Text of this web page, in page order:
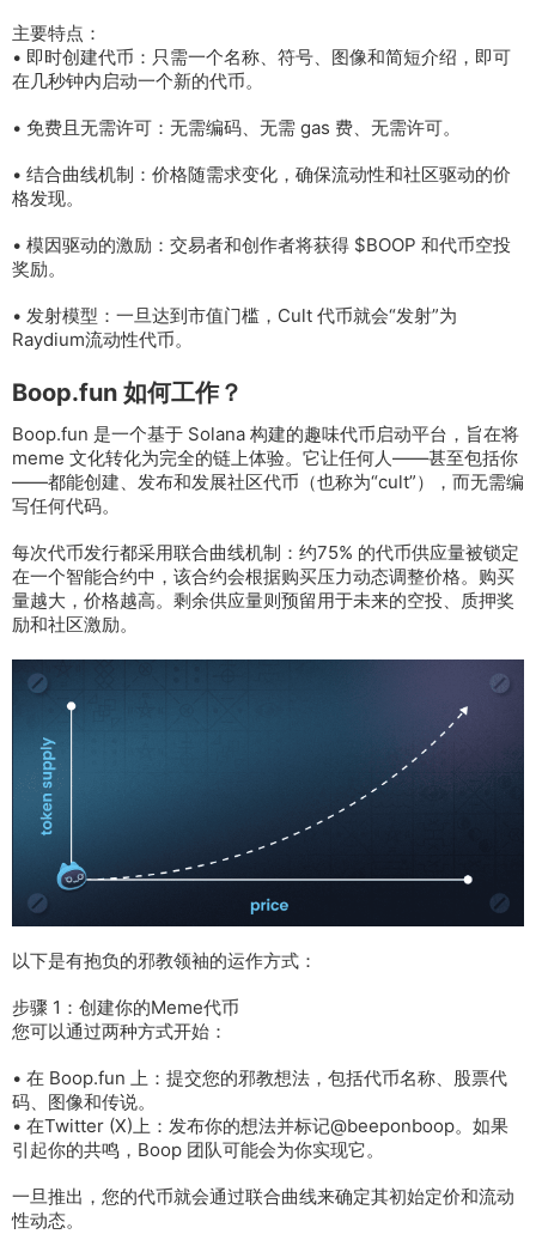
主要特点：
• 即时创建代币：只需一个名称、符号、图像和简短介绍，即可
在几秒钟内启动一个新的代币。
• 免费且无需许可：无需编码、无需 gas 费、无需许可。
• 结合曲线机制：价格随需求变化，确保流动性和社区驱动的价
格发现。
• 模因驱动的激励：交易者和创作者将获得 $BOOP 和代币空投
奖励。
• 发射模型：一旦达到市值门槛，Cult 代币就会“发射”为
Raydium流动性代币。
Boop.fun 如何工作？
Boop.fun 是一个基于 Solana 构建的趣味代币启动平台，旨在将
meme 文化转化为完全的链上体验。它让任何人——甚至包括你
——都能创建、发布和发展社区代币（也称为“cult”），而无需编
写任何代码。
每次代币发行都采用联合曲线机制：约75% 的代币供应量被锁定
在一个智能合约中，该合约会根据购买压力动态调整价格。购买
量越大，价格越高。剩余供应量则预留用于未来的空投、质押奖
励和社区激励。
以下是有抱负的邪教领袖的运作方式：
步骤 1：创建你的Meme代币
您可以通过两种方式开始：
• 在 Boop.fun 上：提交您的邪教想法，包括代币名称、股票代
码、图像和传说。
• 在Twitter (X)上：发布你的想法并标记@beeponboop。如果
引起你的共鸣，Boop 团队可能会为你实现它。
一旦推出，您的代币就会通过联合曲线来确定其初始定价和流动
性动态。